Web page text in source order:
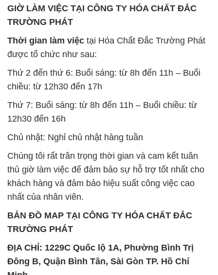
Thứ 2 đến thứ 6: Buổi sáng: từ 8h đến 11h – Buổi
chiều: từ 12h30 đến 17h
Thứ 7: Buổi sáng: từ 8h đến 11h – Buổi chiều: từ
12h30 đến 16h
Chủ nhật: Nghỉ chủ nhật hàng tuần
thủ giờ làm việc để đảm bảo sự hỗ trợ tốt nhất cho
khách hàng và đảm bảo hiệu suất công việc cao
nhất của nhân viên.
BẢN ĐỒ MAP TẠI CÔNG TY HÓA CHẤT ĐẮC
TRƯỜNG PHÁT
ĐỊA CHỈ: 1229C Quốc lộ 1A, Phường Bình Trị
Đông B, Quận Bình Tân, Sài Gòn TP. Hồ Chí
Minh